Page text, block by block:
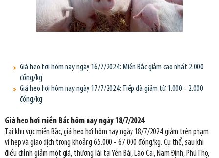
Giá heo hơi hôm nay ngày 16/7/2024: Miền Bắc giảm cao nhất 2.000
đồng/kg
Giá heo hơi hôm nay ngày 17/7/2024: Tiếp đà giảm từ 1.000 - 2.000
đồng/kg
Giá heo hơi miền Bắc hôm nay ngày 18/7/2024
Tại khu vực miền Bắc, giá heo hơi hôm nay ngày 18/7/2024 giảm trên phạm
vi hẹp và giao dịch trong khoảng 65.000 - 67.000 đồng/kg. Cụ thể, sau khi
điều chỉnh giảm một giá, thương lái tại Yên Bái, Lào Cai, Nam Định, Phú Thọ,